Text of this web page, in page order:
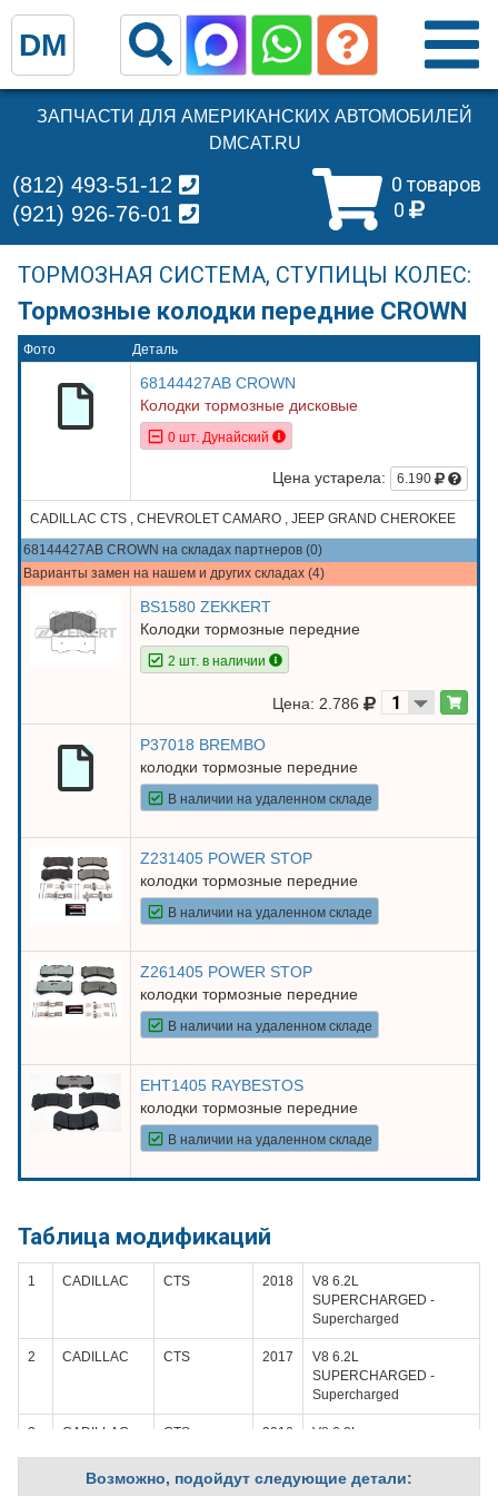
ЗАПЧАСТИ ДЛЯ АМЕРИКАНСКИХ АВТОМОБИЛЕЙ
DMCAT.RU
0 товаров
0
(812) 493-51-12
(921) 926-76-01
ТОРМОЗНАЯ СИСТЕМА, СТУПИЦЫ КОЛЕС:
Тормозные колодки передние CROWN
Фото Деталь
68144427AB CROWN
Колодки тормозные дисковые
0 шт. Дунайский
Цена устарела: 6.190
CADILLAC CTS , CHEVROLET CAMARO , JEEP GRAND CHEROKEE
68144427AB CROWN на складах партнеров (0)
Варианты замен на нашем и других складах (4)
BS1580 ZEKKERT
Колодки тормозные передние
2 шт. в наличии
Цена: 2.786
P37018 BREMBO
колодки тормозные передние
В наличии на удаленном складе
Z231405 POWER STOP
колодки тормозные передние
В наличии на удаленном складе
Z261405 POWER STOP
колодки тормозные передние
В наличии на удаленном складе
EHT1405 RAYBESTOS
колодки тормозные передние
В наличии на удаленном складе
Таблица модификаций
1 CADILLAC CTS 2018
V8 6.2L
SUPERCHARGED -
Supercharged
2 CADILLAC CTS 2017
V8 6.2L
SUPERCHARGED -
Supercharged
3 CADILLAC CTS 2016
V8 6.2L
Возможно, подойдут следующие детали:
DM